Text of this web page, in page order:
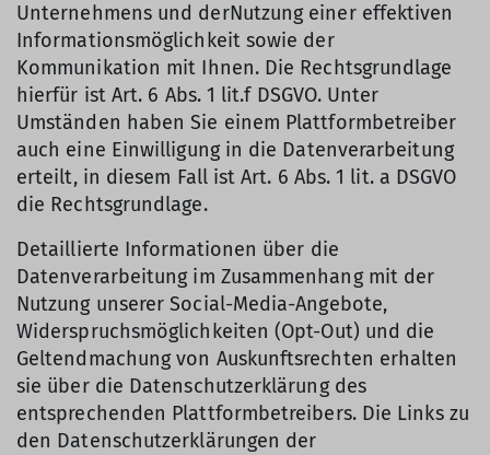
Unternehmens und derNutzung einer effektiven
Informationsmöglichkeit sowie der
Kommunikation mit Ihnen. Die Rechtsgrundlage
hierfür ist Art. 6 Abs. 1 lit.f DSGVO. Unter
Umständen haben Sie einem Plattformbetreiber
auch eine Einwilligung in die Datenverarbeitung
erteilt, in diesem Fall ist Art. 6 Abs. 1 lit. a DSGVO
die Rechtsgrundlage.
Detaillierte Informationen über die
Datenverarbeitung im Zusammenhang mit der
Nutzung unserer Social-Media-Angebote,
Widerspruchsmöglichkeiten (Opt-Out) und die
Geltendmachung von Auskunftsrechten erhalten
sie über die Datenschutzerklärung des
entsprechenden Plattformbetreibers. Die Links zu
den Datenschutzerklärungen der